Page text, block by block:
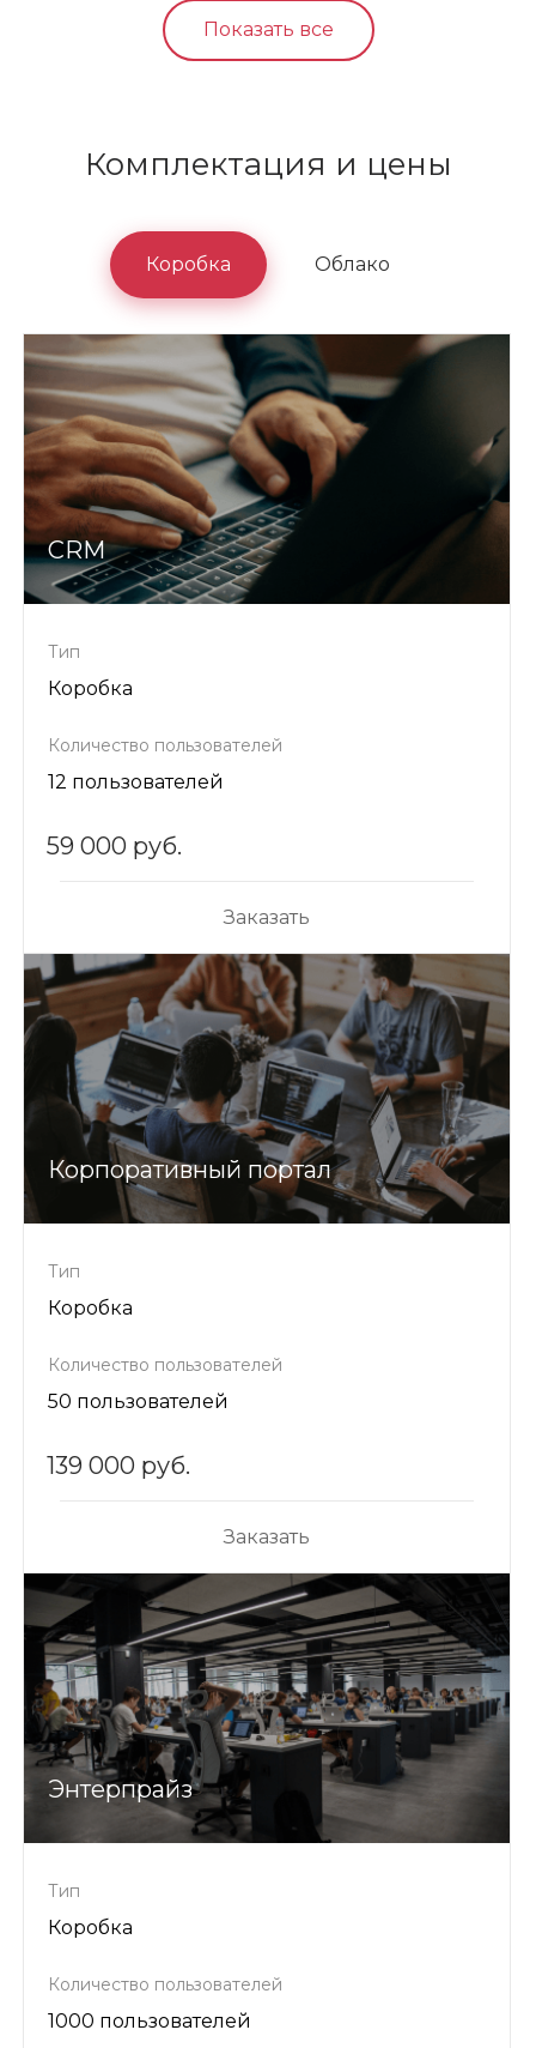
Показать все
Комплектация и цены
Коробка Облако
CRM
Тип
Коробка
Количество пользователей
12 пользователей
59 000 руб.
Заказать
Корпоративный портал
Тип
Коробка
Количество пользователей
50 пользователей
139 000 руб.
Заказать
Энтерпрайз
Тип
Коробка
Количество пользователей
1000 пользователей